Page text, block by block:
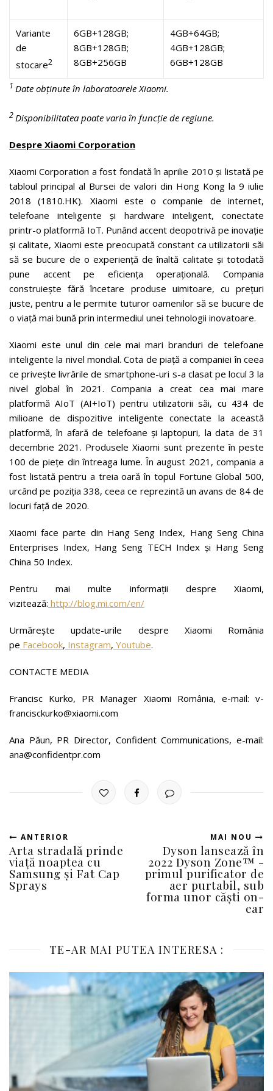
Variante
de
stocare2
6GB+128GB;
8GB+128GB;
8GB+256GB
4GB+64GB;
4GB+128GB;
6GB+128GB
1 Date obținute în laboratoarele Xiaomi.
2 Disponibilitatea poate varia în funcție de regiune.
Despre Xiaomi Corporation
Xiaomi Corporation a fost fondată în aprilie 2010 și listată pe
tabloul principal al Bursei de valori din Hong Kong la 9 iulie
2018 (1810.HK). Xiaomi este o companie de internet,
telefoane inteligente și hardware inteligent, conectate
printr-o platformă IoT. Punând accent deopotrivă pe inovație
și calitate, Xiaomi este preocupată constant ca utilizatorii săi
să se bucure de o experiență de înaltă calitate și totodată
pune accent pe eficiența operațională. Compania
construiește fără încetare produse uimitoare, cu prețuri
juste, pentru a le permite tuturor oamenilor să se bucure de
o viață mai bună prin intermediul unei tehnologii inovatoare.
Xiaomi este unul din cele mai mari branduri de telefoane
inteligente la nivel mondial. Cota de piață a companiei în ceea
ce privește livrările de smartphone-uri s-a clasat pe locul 3 la
nivel global în 2021. Compania a creat cea mai mare
platformă AIoT (AI+IoT) pentru utilizatorii săi, cu 434 de
milioane de dispozitive inteligente conectate la această
platformă, în afară de telefoane și laptopuri, la data de 31
decembrie 2021. Produsele Xiaomi sunt prezente în peste
100 de piețe din întreaga lume. În august 2021, compania a
fost listată pentru a treia oară în topul Fortune Global 500,
urcând pe poziția 338, ceea ce reprezintă un avans de 84 de
locuri față de 2020.
Xiaomi face parte din Hang Seng Index, Hang Seng China
Enterprises Index, Hang Seng TECH Index și Hang Seng
China 50 Index.
Pentru mai multe informații despre Xiaomi,
vizitează: http://blog.mi.com/en/
Urmărește update-urile despre Xiaomi România
pe Facebook, Instagram, Youtube.
CONTACTE MEDIA
Francisc Kurko, PR Manager Xiaomi România, e-mail: v-
francisckurko@xiaomi.com
Ana Păun, PR Director, Confident Communications, e-mail:
ana@confidentpr.com
ANTERIOR
Arta stradală prinde
viață noaptea cu
Samsung și Fat Cap
Sprays
MAI NOU
Dyson lansează în
2022 Dyson Zone™ -
primul purificator de
aer purtabil, sub
forma unor căști on-
ear
TE-AR MAI PUTEA INTERESA :